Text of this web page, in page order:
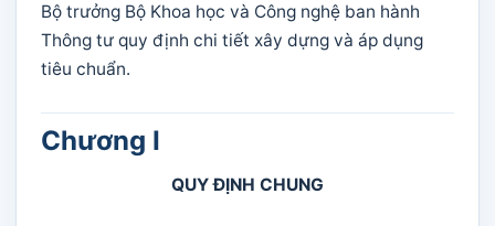
Bộ trưởng Bộ Khoa học và Công nghệ ban hành
Thông tư quy định chi tiết xây dựng và áp dụng
tiêu chuẩn.
Chương I
QUY ĐỊNH CHUNG